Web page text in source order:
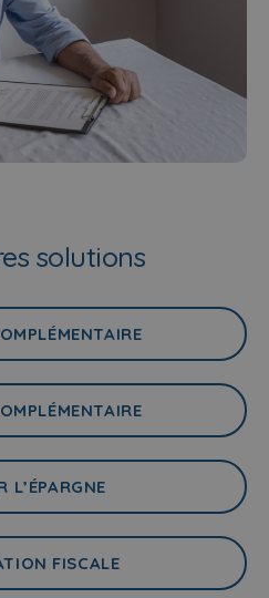
solutions
L’ÉPARGNE
FISCALE